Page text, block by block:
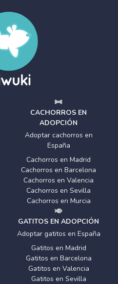
CACHORROS EN
ADOPCIÓN
Adoptar cachorros en
España
Cachorros en Madrid
Cachorros en Barcelona
Cachorros en Valencia
Cachorros en Sevilla
Cachorros en Murcia
GATITOS EN ADOPCIÓN
Adoptar gatitos en España
Gatitos en Madrid
Gatitos en Barcelona
Gatitos en Valencia
Gatitos en Sevilla